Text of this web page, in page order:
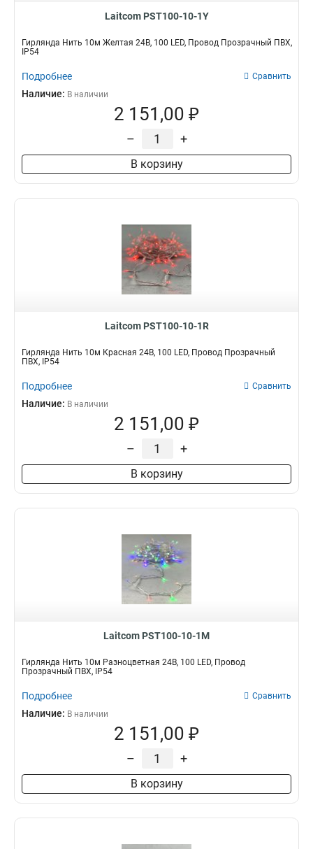
Laitcom PST100-10-1Y
Гирлянда Нить 10м Желтая 24В, 100 LED, Провод Прозрачный ПВХ,
IP54
Подробнее Сравнить
Наличие: В наличии
2 151,00 ₽
– +
В корзину
Laitcom PST100-10-1R
Гирлянда Нить 10м Красная 24В, 100 LED, Провод Прозрачный
ПВХ, IP54
Подробнее Сравнить
Наличие: В наличии
2 151,00 ₽
– +
В корзину
Laitcom PST100-10-1M
Гирлянда Нить 10м Разноцветная 24В, 100 LED, Провод
Прозрачный ПВХ, IP54
Подробнее Сравнить
Наличие: В наличии
2 151,00 ₽
– +
В корзину